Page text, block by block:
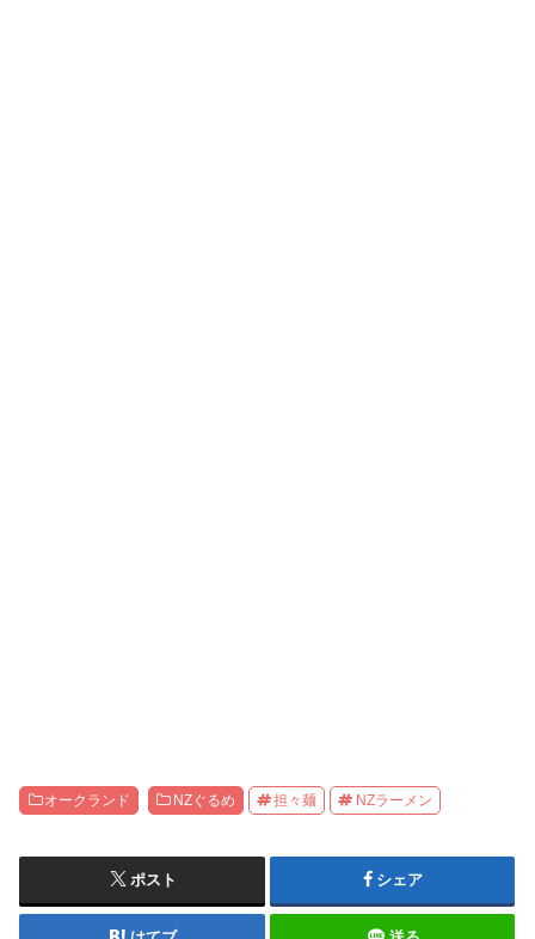
オークランド NZぐるめ 担々麺 NZラーメン
ポスト シェア